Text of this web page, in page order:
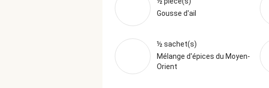
Gousse d'ail
½ sachet(s)
Mélange d'épices du Moyen-
Orient